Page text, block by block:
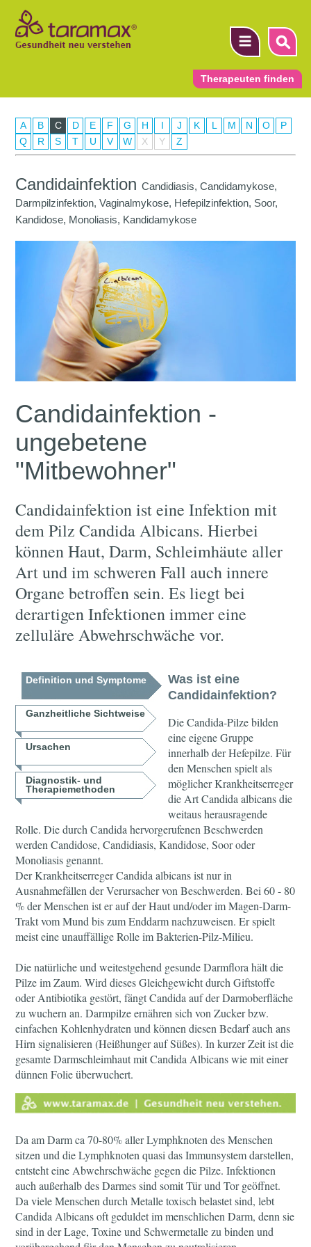
Therapeuten finden
A B C D E F G H I J K L M N O
P
Q
R S T U V W X Y Z
CandidainfektionCandidiasis, Candidamykose,
Darmpilzinfektion, Vaginalmykose, Hefepilzinfektion, Soor,
Kandidose, Monoliasis, Kandidamykose
Candidainfektion -
ungebetene
"Mitbewohner"
Candidainfektion ist eine Infektion mit
dem Pilz Candida Albicans. Hierbei
können Haut, Darm, Schleimhäute aller
Art und im schweren Fall auch innere
Organe betroffen sein. Es liegt bei
derartigen Infektionen immer eine
zelluläre Abwehrschwäche vor.
Definition und Symptome
Ganzheitliche Sichtweise
Ursachen
Diagnostik- und
Therapiemethoden
Was ist eine
Candidainfektion?
Die Candida-Pilze bilden
eine eigene Gruppe
innerhalb der Hefepilze. Für
den Menschen spielt als
möglicher Krankheitserreger
die Art Candida albicans die
weitaus herausragende
Rolle. Die durch Candida hervorgerufenen Beschwerden
werden Candidose, Candidiasis, Kandidose, Soor oder
Monoliasis genannt.
Der Krankheitserreger Candida albicans ist nur in
Ausnahmefällen der Verursacher von Beschwerden. Bei 60 - 80
% der Menschen ist er auf der Haut und/oder im Magen-Darm-
Trakt vom Mund bis zum Enddarm nachzuweisen. Er spielt
meist eine unauffällige Rolle im Bakterien-Pilz-Milieu.
Die natürliche und weitestgehend gesunde Darmflora hält die
Pilze im Zaum. Wird dieses Gleichgewicht durch Giftstoffe
oder Antibiotika gestört, fängt Candida auf der Darmoberfläche
zu wuchern an. Darmpilze ernähren sich von Zucker bzw.
einfachen Kohlenhydraten und können diesen Bedarf auch ans
Hirn signalisieren (Heißhunger auf Süßes). In kurzer Zeit ist die
gesamte Darmschleimhaut mit Candida Albicans wie mit einer
dünnen Folie überwuchert.
Da am Darm ca 70-80% aller Lymphknoten des Menschen
sitzen und die Lymphknoten quasi das Immunsystem darstellen,
entsteht eine Abwehrschwäche gegen die Pilze. Infektionen
auch außerhalb des Darmes sind somit Tür und Tor geöffnet.
Da viele Menschen durch Metalle toxisch belastet sind, lebt
Candida Albicans oft geduldet im menschlichen Darm, denn sie
sind in der Lage, Toxine und Schwermetalle zu binden und